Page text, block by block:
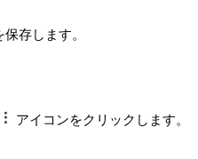
存します。
アイコンをクリックします。